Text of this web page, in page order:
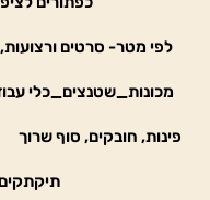
לפי מטר- סרטים ורצועות,
מכונות_שטנצים_כלי
פינות, חובקים, סוף שרוך